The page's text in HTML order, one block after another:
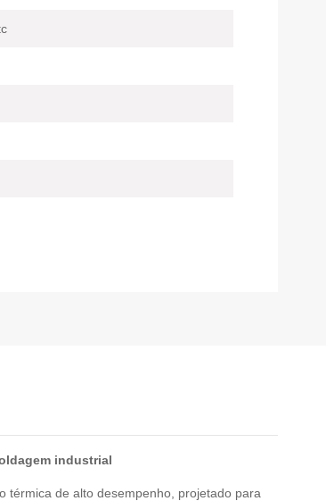
industrial
térmica de alto desempenho, projetado para